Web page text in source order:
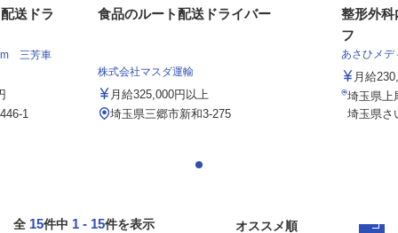
送ドラ
三芳車
1
食品のルート配送ドライバー
株式会社マスダ運輸
月給325,000円以上
埼玉県三郷市新和3-275
整形外科
フ
あさひメデ
月給
埼玉県上
埼玉県さ
全 15件中 1 - 15件を表示